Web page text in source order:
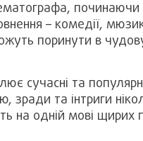
– комедії,
поринути в
сучасні та
зради та інтриги
на одній мові щирих